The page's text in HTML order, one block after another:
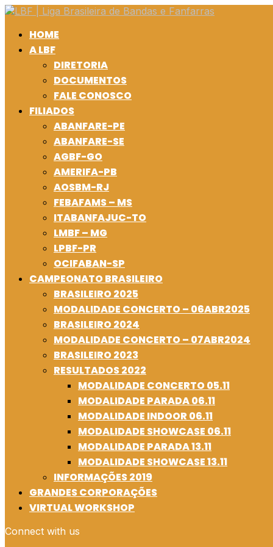
HOME
A LBF
DIRETORIA
DOCUMENTOS
FALE CONOSCO
FILIADOS
ABANFARE-PE
ABANFARE-SE
AGBF-GO
AMERIFA-PB
AOSBM-RJ
FEBAFAMS – MS
ITABANFAJUC-TO
LMBF – MG
LPBF-PR
OCIFABAN-SP
CAMPEONATO BRASILEIRO
BRASILEIRO 2025
MODALIDADE CONCERTO – 06ABR2025
BRASILEIRO 2024
MODALIDADE CONCERTO – 07ABR2024
BRASILEIRO 2023
RESULTADOS 2022
MODALIDADE CONCERTO 05.11
MODALIDADE PARADA 06.11
MODALIDADE INDOOR 06.11
MODALIDADE SHOWCASE 06.11
MODALIDADE PARADA 13.11
MODALIDADE SHOWCASE 13.11
INFORMAÇÕES 2019
GRANDES CORPORAÇÕES
VIRTUAL WORKSHOP
Connect with us